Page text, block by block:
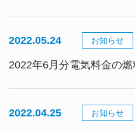
2022.05.24 お知らせ
2022年6月分電気料金の
2022.04.25 お知らせ